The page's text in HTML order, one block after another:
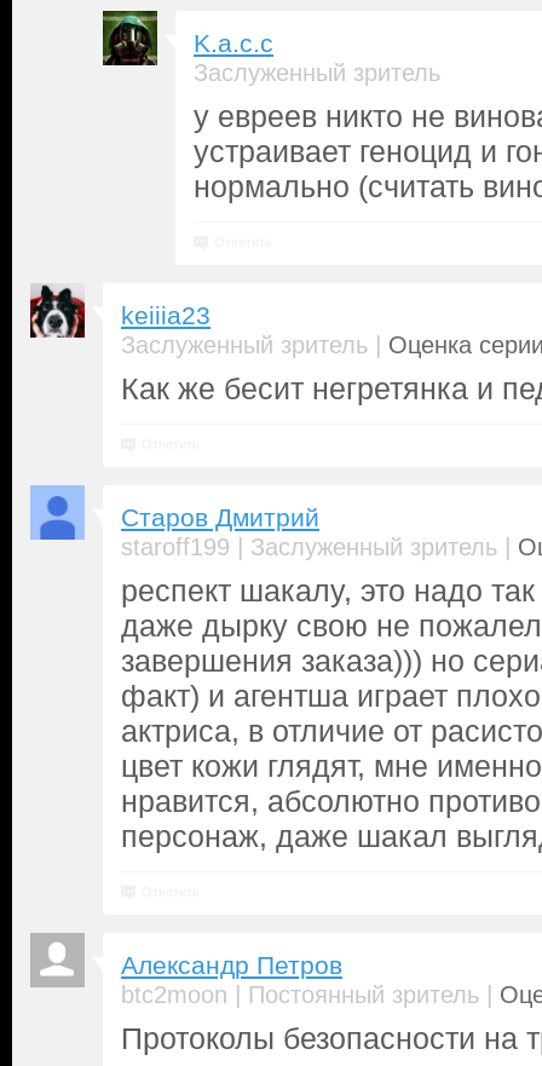
K.a.c.c
Заслуженный зритель
у евреев никто не
устраивает геноцид и
нормально (считать
keiiia23
Заслуженный зритель | Оценка
Как же бесит негретянка и
Старов Дмитрий
staroff199 | Заслуженный зритель |
респект шакалу, это надо
даже дырку свою не
завершения заказа))) но
факт) и агентша играет
актриса, в отличие от
цвет кожи глядят, мне
нравится, абсолютно
персонаж, даже шакал
Александр Петров
btc2moon | Постоянный зритель |
Протоколы безопасности на